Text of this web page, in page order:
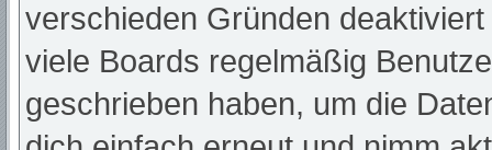
verschieden Gründen
viele Boards regelmäßig
geschrieben haben, um die